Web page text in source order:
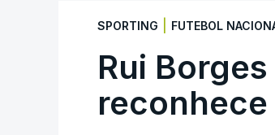
SPORTING FUTEBOL
Rui